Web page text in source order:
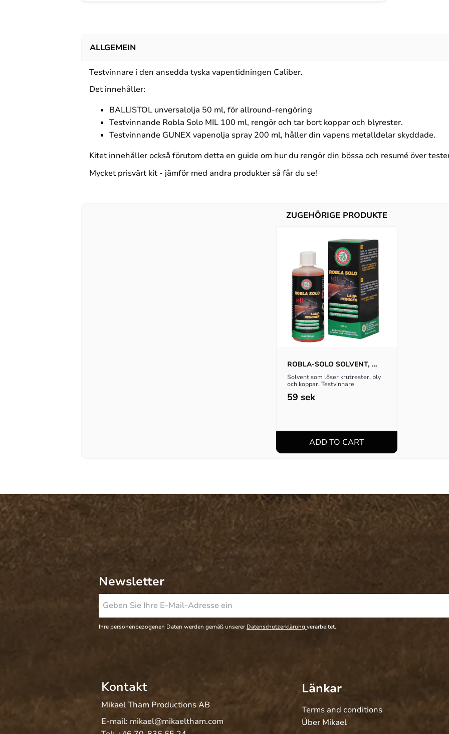
ALLGEMEIN
Testvinnare i den ansedda tyska vapentidningen Caliber.
Det innehåller:
BALLISTOL unversalolja 50 ml, för allround-rengöring
Testvinnande Robla Solo MIL 100 ml, rengör och tar bort koppar och blyrester.
Testvinnande GUNEX vapenolja spray 200 ml, håller din vapens metalldelar skyddade.
Kitet innehåller också förutom detta en guide om hur du rengör din bössa och resumé över
Mycket prisvärt kit - jämför med andra produkter så får du se!
ZUGEHÖRIGE PRODUKTE
ROBLA-SOLO SOLVENT,
65ML
Solvent som löser krutrester, bly
och koppar. Testvinnare
59 sek
Newsletter
Ihre personenbezogenen Daten werden gemäß unserer Datenschutzerklärung verarbeitet.
Kontakt
Mikael Tham Productions AB
E-mail: mikael@mikaeltham.com
Länkar
Terms and conditions
Über Mikael